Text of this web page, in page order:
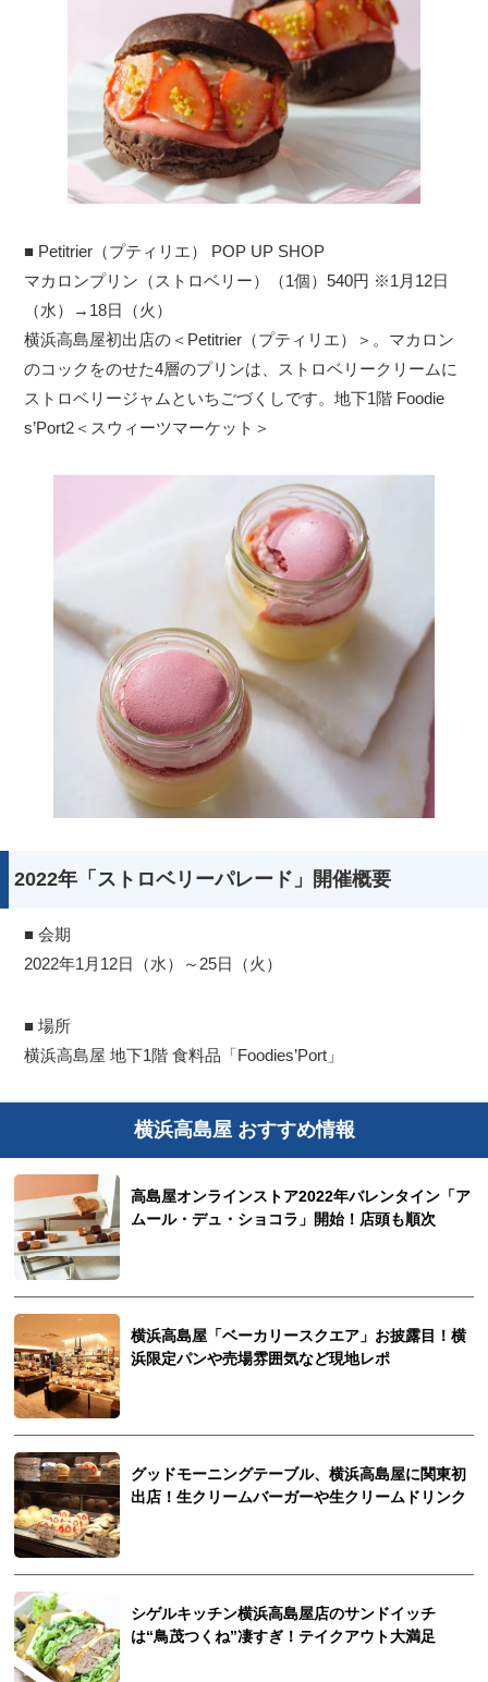
■ Petitrier（プティリエ） POP UP SHOP
マカロンプリン（ストロベリー）（1個）540円 ※1月12日
（水）→18日（火）
横浜高島屋初出店の＜Petitrier（プティリエ）＞。マカロン
のコックをのせた4層のプリンは、ストロベリークリームに
ストロベリージャムといちごづくしです。地下1階 Foodie
s’Port2＜スウィーツマーケット＞
2022年「ストロベリーパレード」開催概要
■ 会期
2022年1月12日（水）～25日（火）
■ 場所
横浜高島屋 地下1階 食料品「Foodies’Port」
横浜高島屋 おすすめ情報
高島屋オンラインストア2022年バレンタイン「ア
ムール・デュ・ショコラ」開始！店頭も順次
横浜高島屋「ベーカリースクエア」お披露目！横
浜限定パンや売場雰囲気など現地レポ
グッドモーニングテーブル、横浜高島屋に関東初
出店！生クリームバーガーや生クリームドリンク
シゲルキッチン横浜高島屋店のサンドイッチ
は“鳥茂つくね”凄すぎ！テイクアウト大満足